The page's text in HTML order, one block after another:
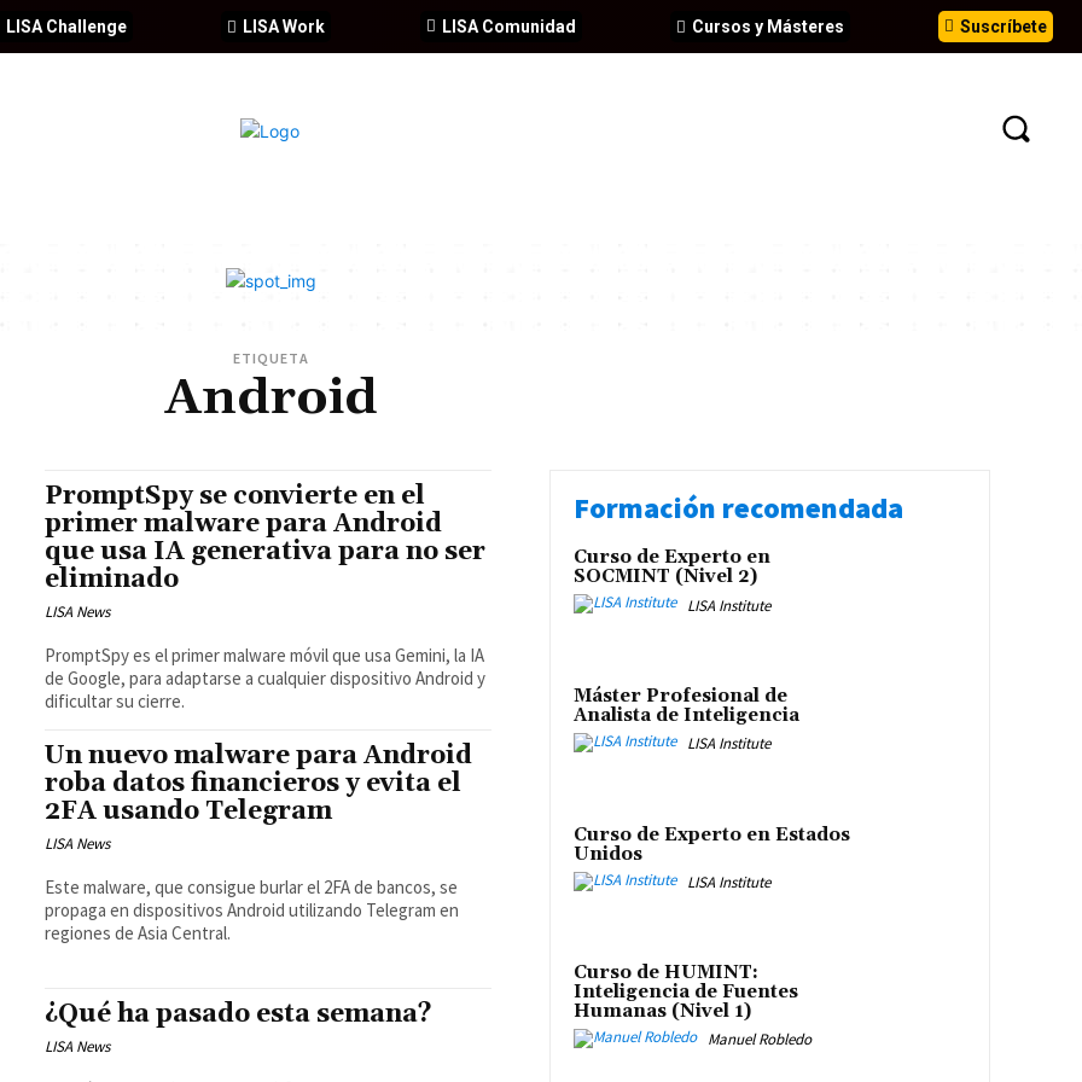
Suscríbete
Cursos y Másteres
LISA Comunidad
LISA Work
LISA Challenge
ETIQUETA
Android
PromptSpy se convierte en el
primer malware para Android
que usa IA generativa para no ser
eliminado
LISA News
PromptSpy es el primer malware móvil que usa Gemini, la IA
de Google, para adaptarse a cualquier dispositivo Android y
dificultar su cierre.
Un nuevo malware para Android
roba datos financieros y evita el
2FA usando Telegram
LISA News
Este malware, que consigue burlar el 2FA de bancos, se
propaga en dispositivos Android utilizando Telegram en
regiones de Asia Central.
¿Qué ha pasado esta semana?
LISA News
Formación recomendada
Curso de Experto en
SOCMINT (Nivel 2)
LISA Institute
Máster Profesional de
Analista de Inteligencia
LISA Institute
Curso de Experto en Estados
Unidos
LISA Institute
Curso de HUMINT:
Inteligencia de Fuentes
Humanas (Nivel 1)
Manuel Robledo